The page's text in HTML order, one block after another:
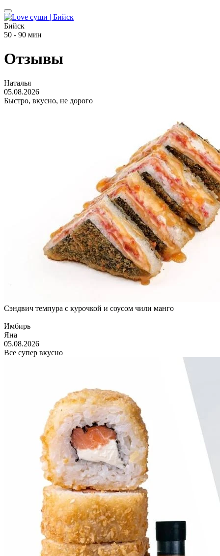
Бийск
50 - 90 мин
Отзывы
Наталья
05.08.2026
Быстро, вкусно, не дорого
Сэндвич темпура с курочкой и соусом чили манго
Имбирь
Яна
05.08.2026
Все супер вкусно